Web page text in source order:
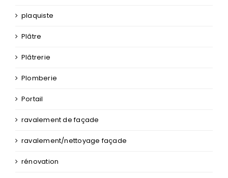
plaquiste
Plâtre
Plâtrerie
Plomberie
Portail
ravalement de façade
ravalement/nettoyage façade
rénovation